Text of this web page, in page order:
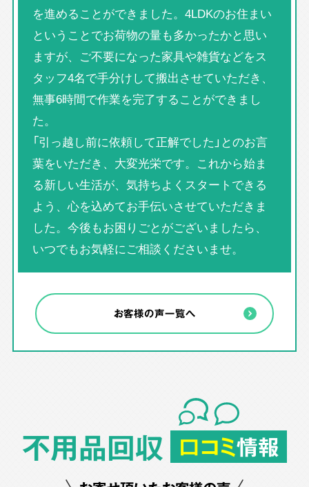
を進めることができました。4LDKのお住まい
ということでお荷物の量も多かったかと思い
ますが、ご不要になった家具や雑貨などをス
タッフ4名で手分けして搬出させていただき、
無事6時間で作業を完了することができまし
た。
「引っ越し前に依頼して正解でした」とのお言
葉をいただき、大変光栄です。これから始ま
る新しい生活が、気持ちよくスタートできる
よう、心を込めてお手伝いさせていただきま
した。今後もお困りごとがございましたら、
いつでもお気軽にご相談くださいませ。
お客様の声一覧へ
不用品回収 口コミ情報